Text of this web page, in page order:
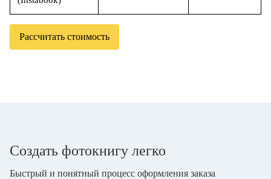
Рассчитать стоимость
Создать фотокнигу легко
Быстрый и понятный процесс оформления заказа